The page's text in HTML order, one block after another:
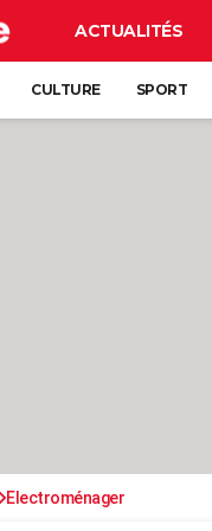
ACTUALITÉS
CULTURE SPORT
Electroménager